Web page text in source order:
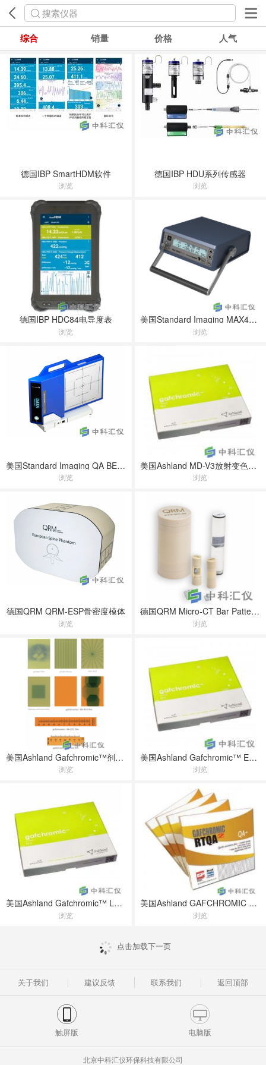
搜索仪器
综合 销量 价格 人气
德国IBP SmartHDM软件
浏览
德国IBP HDU系列传感器
浏览
德国IBP HDC84电导度表
浏览
美国Standard Imaging MAX4000PLUS剂量仪
浏览
美国Standard Imaging QA BEAMCHECKER PRO晨检仪
浏览
美国Ashland MD-V3放射变色胶片
浏览
德国QRM QRM-ESP骨密度模体
浏览
德国QRM Micro-CT Bar Pattern Phantom nano 模体
浏览
美国Ashland Gafchromic™剂量测定胶片
浏览
美国Ashland Gafchromic™ EBT4 放射治疗胶片
浏览
美国Ashland Gafchromic™ LD-V1 放射胶片
浏览
美国Ashland GAFCHROMIC RTQA2放疗胶片
浏览
点击加载下一页
关于我们 建议反馈 联系我们 返回顶部
触屏版 电脑版
北京中科汇仪环保科技有限公司